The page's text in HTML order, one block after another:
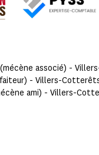
associé) -
- Villers-
ami) - Villers-